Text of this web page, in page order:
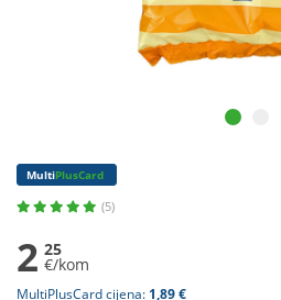
MultiPlusCard
(5)
2 25
€/kom
MultiPlusCard cijena: 1,89 €